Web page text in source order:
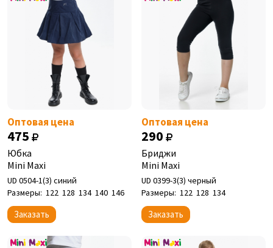
Оптовая цена
475
Юбка
Mini Maxi
UD 0504-1(3) синий
Размеры: 122 128 134 140 146
Заказать
Оптовая цена
290
Бриджи
Mini Maxi
UD 0399-3(3) черный
Размеры: 122 128 134
Заказать